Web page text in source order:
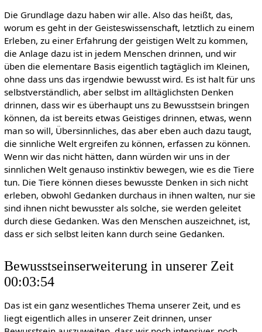
Die Grundlage dazu haben wir alle. Also das heißt, das,
worum es geht in der Geisteswissenschaft, letztlich zu einem
Erleben, zu einer Erfahrung der geistigen Welt zu kommen,
die Anlage dazu ist in jedem Menschen drinnen, und wir
üben die elementare Basis eigentlich tagtäglich im Kleinen,
ohne dass uns das irgendwie bewusst wird. Es ist halt für uns
selbstverständlich, aber selbst im alltäglichsten Denken
drinnen, dass wir es überhaupt uns zu Bewusstsein bringen
können, da ist bereits etwas Geistiges drinnen, etwas, wenn
man so will, Übersinnliches, das aber eben auch dazu taugt,
die sinnliche Welt ergreifen zu können, erfassen zu können.
Wenn wir das nicht hätten, dann würden wir uns in der
sinnlichen Welt genauso instinktiv bewegen, wie es die Tiere
tun. Die Tiere können dieses bewusste Denken in sich nicht
erleben, obwohl Gedanken durchaus in ihnen walten, nur sie
sind ihnen nicht bewusster als solche, sie werden geleitet
durch diese Gedanken. Was den Menschen auszeichnet, ist,
dass er sich selbst leiten kann durch seine Gedanken.
Bewusstseinserweiterung in unserer Zeit
00:03:54
Das ist ein ganz wesentliches Thema unserer Zeit, und es
liegt eigentlich alles in unserer Zeit drinnen, unser